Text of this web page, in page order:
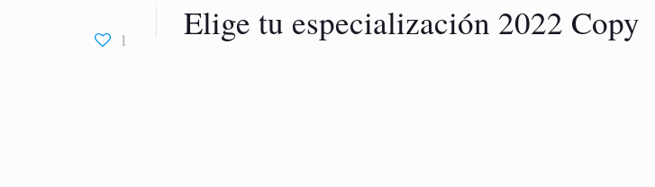
1 Elige tu especialización 2022 Copy